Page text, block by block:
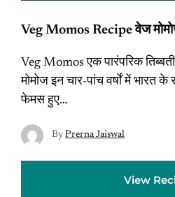
Veg Momos Recipe वेज
Veg Momos एक पारंपरिक
मोमोज इन चार-पांच वर्षों में भारत
फेमस हुए…
By Prerna Jaiswal
View